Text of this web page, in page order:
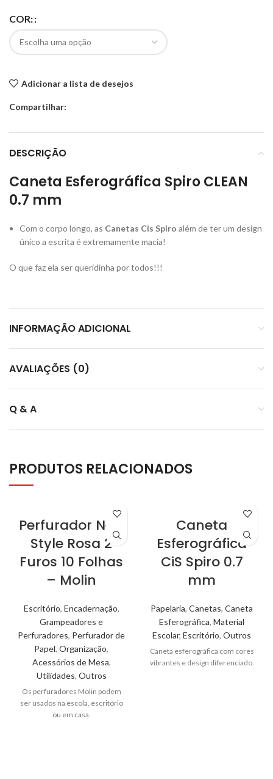
COR:
Adicionar a lista de desejos
Compartilhar:
DESCRIÇÃO
Caneta Esferográfica Spiro CLEAN
0.7 mm
Com o corpo longo, as Canetas Cis Spiro além de ter um design
único a escrita é extremamente macia!
O que faz ela ser queridinha por todos!!!
INFORMAÇÃO ADICIONAL
AVALIAÇÕES (0)
Q & A
PRODUTOS RELACIONADOS
Perfurador New
Style Rosa 2
Furos 10 Folhas
– Molin
Escritório, Encadernação,
Grampeadores e
Perfuradores, Perfurador de
Papel, Organização,
Acessórios de Mesa,
Utilidades, Outros
Os perfuradores Molin podem
ser usados na escola, escritório
ou em casa.
Caneta
Esferográfica
CiS Spiro 0.7
mm
Papelaria, Canetas, Caneta
Esferográfica, Material
Escolar, Escritório, Outros
Caneta esferográfica com cores
vibrantes e design diferenciado.